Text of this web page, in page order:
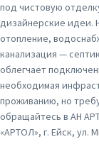
под чистовую
дизайнерские идеи.
отопление,
канализация —
облегчает
необходимая
проживанию, но
обращайтесь в АН
«АРТОЛ», г. Ейск, ул.